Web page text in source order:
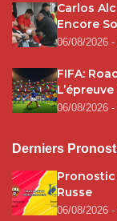
Carlos
Encore
06/08/2026
FIFA:
06/08/2026 -
Derniers
Pronostic
Russe
06/08/2026 -